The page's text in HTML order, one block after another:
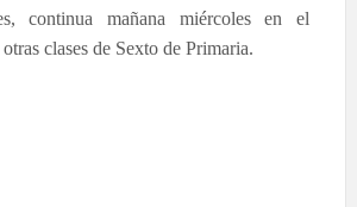
continua mañana miércoles en el
clases de Sexto de Primaria.